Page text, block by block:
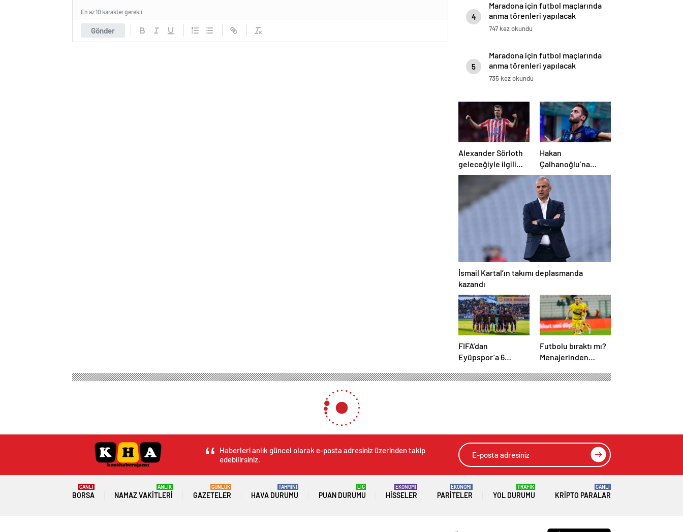
Gönder
En az 10 karakter gerekli
4
Maradona için futbol maçlarında
anma törenleri yapılacak
747 kez okundu
5
Maradona için futbol maçlarında
anma törenleri yapılacak
735 kez okundu
Alexander Sörloth
geleceğiyle ilgili
konuştu
Hakan
Çalhanoğlu’na
mafya
soruşturması:
Mahkeme cezasını
açıkladı
İsmail Kartal’ın takımı deplasmanda
kazandı
FIFA’dan
Eyüpspor’a 6
transfer yasağı!
Futbolu bıraktı mı?
Menajerinden
açıklaması
Haberleri anlık güncel olarak e-posta adresiniz üzerinden takip
edebilirsiniz.
BORSA
CANLI
NAMAZ VAKITLERI
ANLIK
GAZETELER
GÜNLÜK
HAVA DURUMU
TAHMİNİ
PUAN DURUMU
LİG
HISSELER
EKONOMİ
PARITELER
EKONOMİ
YOL DURUMU
TRAFİK
KRIPTO PARALAR
CANLI